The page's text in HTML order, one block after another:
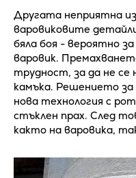
Другата неприятна
варовиковите
бяла боя - вероятно
варовик.
трудност, за да не
камъка. Решението за
нова технология с
стъклен прах. След
както на варовика,